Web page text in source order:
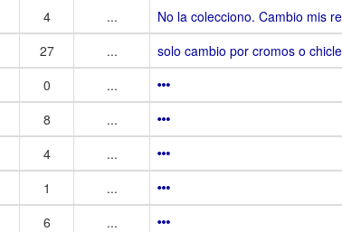
4
...
No la colecciono. Cambio mis
27
...
solo cambio por cromos o
0
...
8
...
4
...
1
...
6
...